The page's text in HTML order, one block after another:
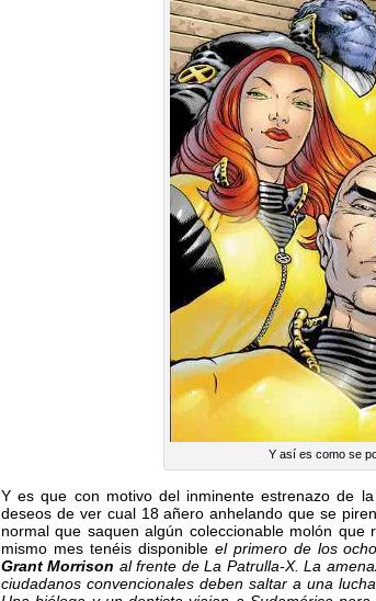
Y así es como se
Y es que con motivo del inminente estrenazo de
deseos de ver cual 18 añero anhelando que se
normal que saquen algún coleccionable molón
mismo mes tenéis disponibleel primero de los
Grant Morrison al frente de La Patrulla-X. La
ciudadanos convencionales deben saltar a una